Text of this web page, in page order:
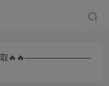
领取🔥🔥————————